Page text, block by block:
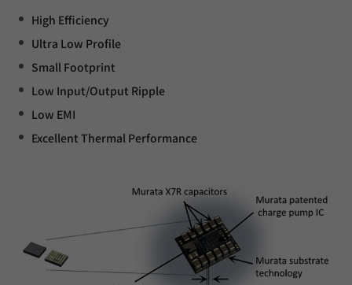
High Efficiency
Ultra Low Profile
Small Footprint
Low Input/Output Ripple
Low EMI
Excellent Thermal Performance